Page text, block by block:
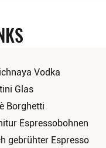
Vodka
Glas
Borghetti
Espressobohnen
gebrühter Espresso